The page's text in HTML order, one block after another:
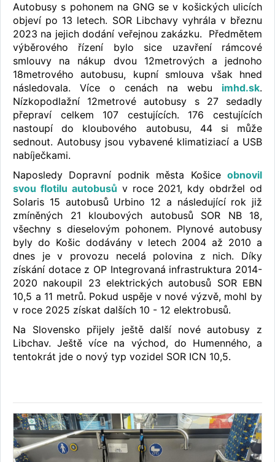
Autobusy s pohonem na GNG se v košických ulicích
objeví po 13 letech. SOR Libchavy vyhrála v březnu
2023 na jejich dodání veřejnou zakázku. Předmětem
výběrového řízení bylo sice uzavření rámcové
smlouvy na nákup dvou 12metrových a jednoho
18metrového autobusu, kupní smlouva však hned
následovala. Více o cenách na webu imhd.sk.
Nízkopodlažní 12metrové autobusy s 27 sedadly
přepraví celkem 107 cestujících. 176 cestujících
nastoupí do kloubového autobusu, 44 si může
sednout. Autobusy jsou vybavené klimatiziací a USB
nabíječkami.
Naposledy Dopravní podnik města Košice obnovil
svou flotilu autobusů v roce 2021, kdy obdržel od
Solaris 15 autobusů Urbino 12 a následující rok již
zmíněných 21 kloubových autobusů SOR NB 18,
všechny s dieselovým pohonem. Plynové autobusy
byly do Košic dodávány v letech 2004 až 2010 a
dnes je v provozu necelá polovina z nich. Díky
získání dotace z OP Integrovaná infrastruktura 2014-
2020 nakoupil 23 elektrických autobusů SOR EBN
10,5 a 11 metrů. Pokud uspěje v nové výzvě, mohl by
v roce 2025 získat dalších 10 - 12 elektrobusů.
Na Slovensko přijely ještě další nové autobusy z
Libchav. Ještě více na východ, do Humenného, a
tentokrát jde o nový typ vozidel SOR ICN 10,5.